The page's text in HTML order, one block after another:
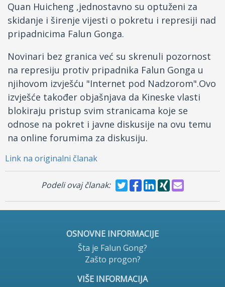
Quan Huicheng ,jednostavno su optuženi za
skidanje i širenje vijesti o pokretu i represiji nad
pripadnicima Falun Gonga.
Novinari bez granica već su skrenuli pozornost
na represiju protiv pripadnika Falun Gonga u
njihovom izvješću "Internet pod Nadzorom".Ovo
izvješće također objašnjava da Kineske vlasti
blokiraju pristup svim stranicama koje se
odnose na pokret i javne diskusije na ovu temu
na online forumima za diskusiju.
Link na originalni članak
Podeli ovaj članak:
OSNOVNE INFORMACIJE
Šta je Falun Gong?
Zašto progon?
VIŠE INFORMACIJA